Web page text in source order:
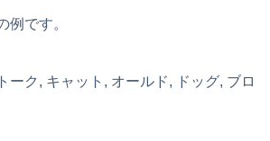
例です。
ーク, キャット, オールド, ドッグ, ブロ